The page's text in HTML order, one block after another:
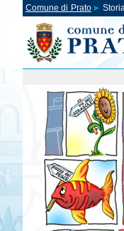
Comune di Prato